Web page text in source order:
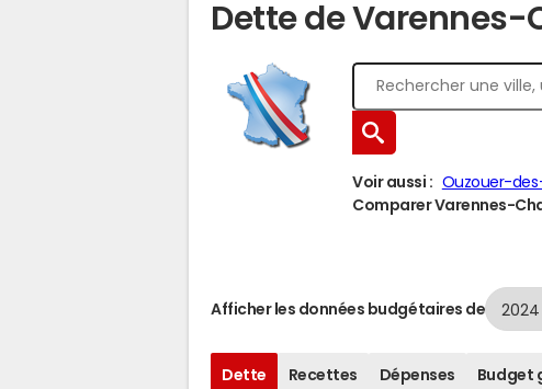
Dette de
Voir aussi : Ouzouer-
Comparer Varennes-
Afficher les données budgétaires de
Dette Recettes Dépenses Budget